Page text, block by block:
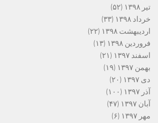
تیر ۱۳۹۸
(۵۲)
خرداد ۱۳۹۸
(۳۳)
اردیبهشت ۱۳۹۸
(۲۲)
فروردین ۱۳۹۸
(۱۳)
اسفند ۱۳۹۷
(۲۱)
بهمن ۱۳۹۷
(۱۹)
دی ۱۳۹۷
(۲۰)
آذر ۱۳۹۷
(۱۰۰)
آبان ۱۳۹۷
(۴۷)
مهر ۱۳۹۷
(۶)